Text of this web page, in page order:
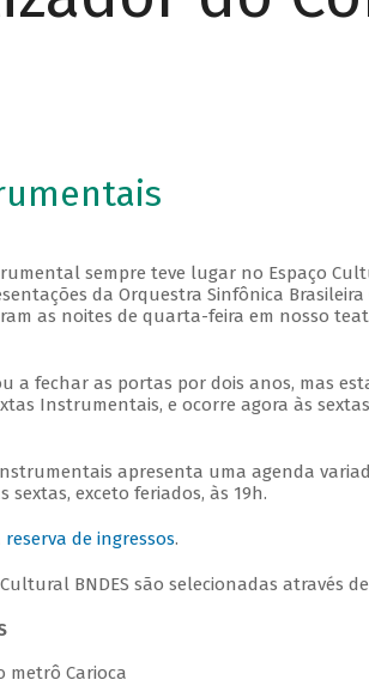
sempre teve lugar no Espaço
da Orquestra Sinfônica
as noites de quarta-feira em nosso
a fechar as portas por dois anos, mas
Instrumentais, e ocorre agora às
apresenta uma agenda
sextas, exceto feriados, às 19h.
reserva de ingressos.
BNDES são selecionadas através
metrô Carioca